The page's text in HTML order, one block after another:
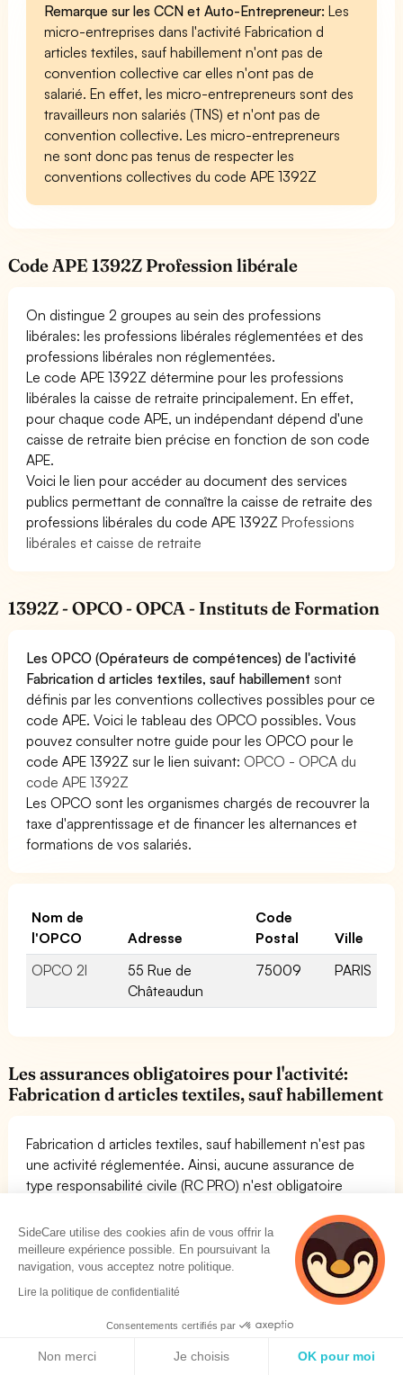
Remarque sur les CCN et Auto-Entrepreneur: Les
micro-entreprises dans l'activité Fabrication d
articles textiles, sauf habillement n'ont pas de
convention collective car elles n'ont pas de
salarié. En effet, les micro-entrepreneurs sont des
travailleurs non salariés (TNS) et n'ont pas de
convention collective. Les micro-entrepreneurs
ne sont donc pas tenus de respecter les
conventions collectives du code APE 1392Z
Code APE 1392Z Profession libérale
On distingue 2 groupes au sein des professions
libérales: les professions libérales réglementées et des
professions libérales non réglementées.
Le code APE 1392Z détermine pour les professions
libérales la caisse de retraite principalement. En effet,
pour chaque code APE, un indépendant dépend d'une
caisse de retraite bien précise en fonction de son code
APE.
Voici le lien pour accéder au document des services
publics permettant de connaître la caisse de retraite des
professions libérales du code APE 1392ZProfessions
libérales et caisse de retraite
1392Z - OPCO - OPCA - Instituts de Formation
Les OPCO (Opérateurs de compétences) de l'activité
Fabrication d articles textiles, sauf habillement sont
définis par les conventions collectives possibles pour ce
code APE. Voici le tableau des OPCO possibles. Vous
pouvez consulter notre guide pour les OPCO pour le
code APE 1392Z sur le lien suivant: OPCO - OPCA du
code APE 1392Z
Les OPCO sont les organismes chargés de recouvrer la
taxe d'apprentissage et de financer les alternances et
formations de vos salariés.
Nom de
l'OPCO
Adresse
Code
Postal
Ville
OPCO 2I
55 Rue de
Châteaudun
75009 PARIS
Les assurances obligatoires pour l'activité:
Fabrication d articles textiles, sauf habillement
Fabrication d articles textiles, sauf habillement n'est pas
une activité réglementée. Ainsi, aucune assurance de
type responsabilité civile (RC PRO) n'est obligatoire
Néanmoins, il estfortement recommandé de souscrire à
des assurances de responsabilité civilepour l'activité
Fabrication d articles textiles, sauf habillement.
Concernant les assurances obligatoires pour vos
employés (Mutuelle Santé et Prévoyance Collective),
vous devez vous référer à votre convention collective.
SideCare utilise des cookies afin de vous offrir la
meilleure expérience possible. En poursuivant la
navigation, vous acceptez notre politique.
Lire la politique de confidentialité
Consentements certifiés par
Non merci Je choisis OK pour moi